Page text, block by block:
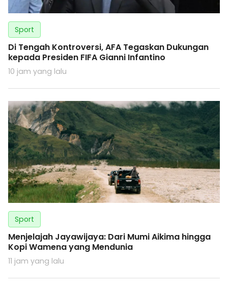
Sport
Di Tengah Kontroversi, AFA Tegaskan Dukungan
kepada Presiden FIFA Gianni Infantino
10 jam yang lalu
Sport
Menjelajah Jayawijaya: Dari Mumi Aikima hingga
Kopi Wamena yang Mendunia
11 jam yang lalu